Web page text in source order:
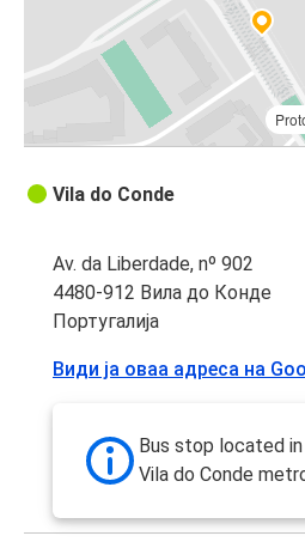
Vila do Conde
Av. da Liberdade, nº 902
4480-912 Вила до Конде
Португалија
Види ја оваа адреса на
Bus stop located
Vila do Conde